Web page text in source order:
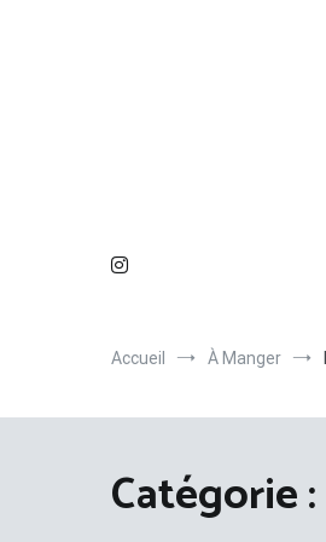
Accueil À Manger
Catégorie :